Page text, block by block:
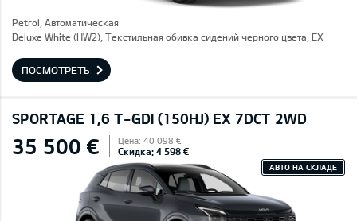
Petrol, Автоматическая
Deluxe White (HW2), Текстильная обивка сидений черного цвета, EX
ПОСМОТРЕТЬ
SPORTAGE 1,6 T-GDI (150HJ) EX 7DCT 2WD
35 500 € Цена: 40 098 €
Скидка: 4 598 €
АВТО НА СКЛАДЕ